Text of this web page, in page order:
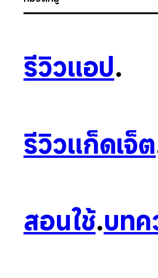
รีวิวแอป.
รีวิวแก็ดเจ็ต
สอนใช้.บทค